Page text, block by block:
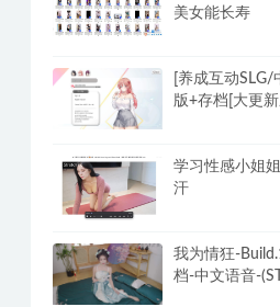
美女能长寿
[养成互动
版+存档[大更
学习性感小姐
汗
我为情狂-
档-中文语音-